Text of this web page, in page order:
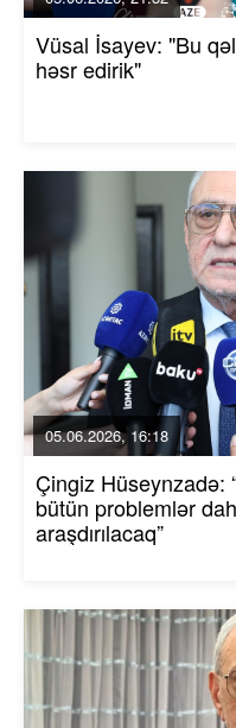
Vüsal İsayev: "Bu
həsr edirik"
05.06.2026, 16:18
Çingiz Hüseynzadə:
bütün problemlər
araşdırılacaq”